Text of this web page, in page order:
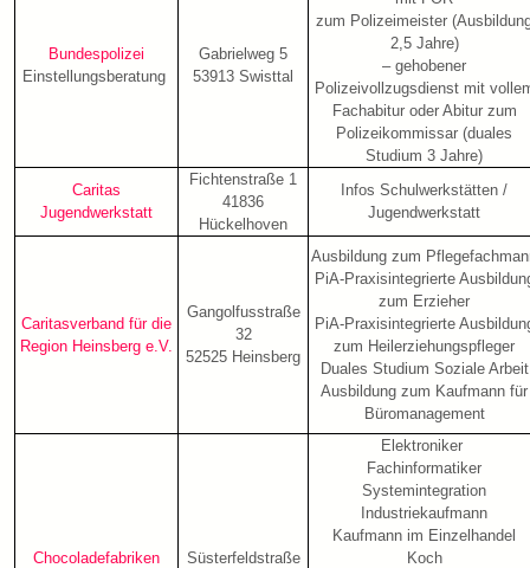
Bundespolizei
Einstellungsberatung
Gabrielweg 5
53913 Swisttal
zum Polizeimeister
2,5 Jahre)
– gehobener
Polizeivollzugsdienst mit
Fachabitur oder Abitur zum
Polizeikommissar (duales
Studium 3 Jahre)
Caritas
Jugendwerkstatt
Fichtenstraße 1
41836
Hückelhoven
Infos Schulwerkstätten /
Jugendwerkstatt
Caritasverband für die
Region Heinsberg e.V.
Gangolfusstraße
32
52525 Heinsberg
Ausbildung zum
PiA-Praxisintegrierte
zum Erzieher
PiA-Praxisintegrierte
zum Heilerziehungspfleger
Duales Studium Soziale Arbeit
Ausbildung zum Kaufmann für
Büromanagement
Chocoladefabriken
Süsterfeldstraße
Elektroniker
Fachinformatiker
Systemintegration
Industriekaufmann
Kaufmann im Einzelhandel
Koch